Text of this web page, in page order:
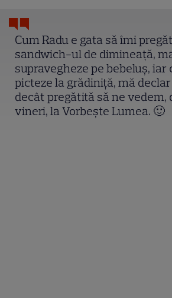
Cum Radu e gata să îmi
sandwich-ul de dimineață,
supravegheze pe bebeluș, iar
picteze la grădiniță, mă
decât pregătită să ne vedem,
vineri, la Vorbește Lumea. 🙂